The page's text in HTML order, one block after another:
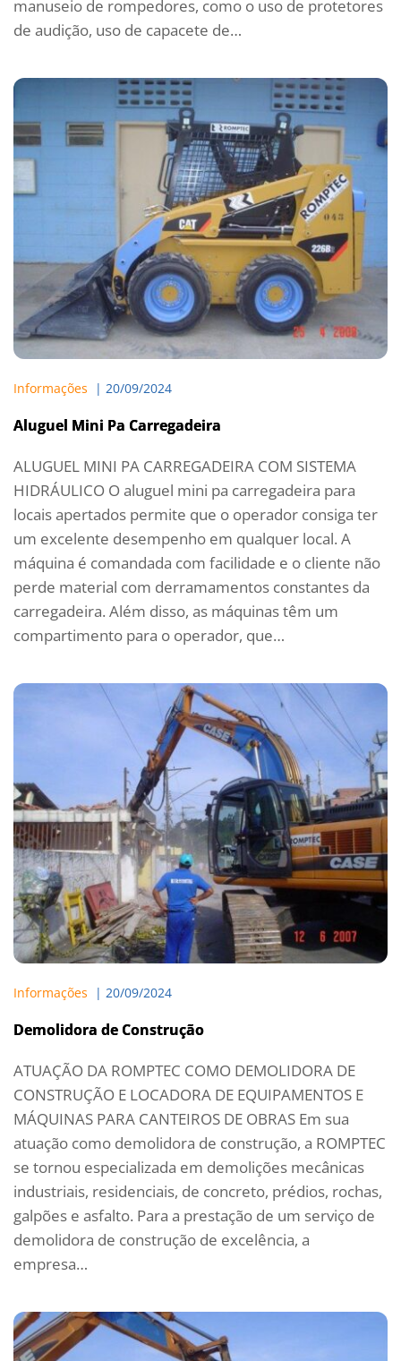
manuseio de rompedores, como o uso de protetores
de audição, uso de capacete de…
Informações
  |
20/09/2024
Aluguel Mini Pa Carregadeira
ALUGUEL MINI PA CARREGADEIRA COM SISTEMA
HIDRÁULICO O aluguel mini pa carregadeira para
locais apertados permite que o operador consiga ter
um excelente desempenho em qualquer local. A
máquina é comandada com facilidade e o cliente não
perde material com derramamentos constantes da
carregadeira. Além disso, as máquinas têm um
compartimento para o operador, que…
Informações
  |
20/09/2024
Demolidora de Construção
ATUAÇÃO DA ROMPTEC COMO DEMOLIDORA DE
CONSTRUÇÃO E LOCADORA DE EQUIPAMENTOS E
MÁQUINAS PARA CANTEIROS DE OBRAS Em sua
atuação como demolidora de construção, a ROMPTEC
se tornou especializada em demolições mecânicas
industriais, residenciais, de concreto, prédios, rochas,
galpões e asfalto. Para a prestação de um serviço de
demolidora de construção de excelência, a
empresa…